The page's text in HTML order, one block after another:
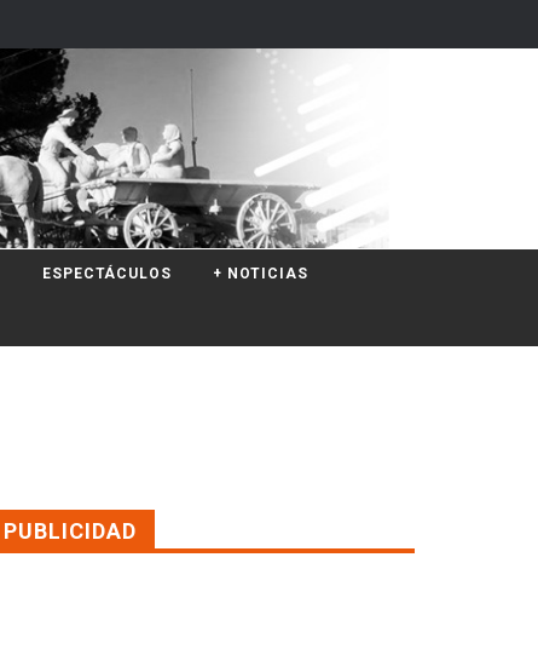
ESPECTÁCULOS + NOTICIAS
PUBLICIDAD